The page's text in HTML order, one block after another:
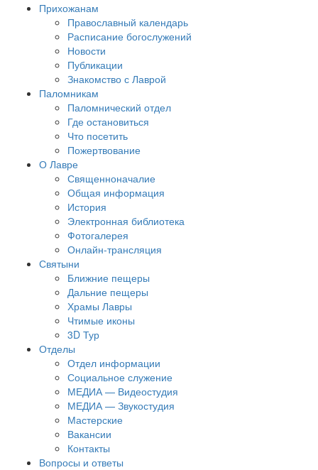
Прихожанам
Православный календарь
Расписание богослужений
Новости
Публикации
Знакомство с Лаврой
Паломникам
Паломнический отдел
Где остановиться
Что посетить
Пожертвование
О Лавре
Священноначалие
Общая информация
История
Электронная библиотека
Фотогалерея
Онлайн-трансляция
Святыни
Ближние пещеры
Дальние пещеры
Храмы Лавры
Чтимые иконы
3D Тур
Отделы
Отдел информации
Социальное служение
МЕДИА — Видеостудия
МЕДИА — Звукостудия
Мастерские
Вакансии
Контакты
Вопросы и ответы